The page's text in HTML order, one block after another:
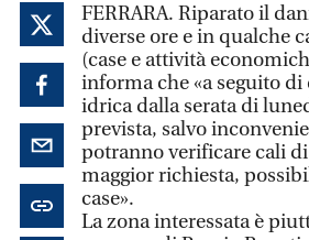
FERRARA. Riparato il
diverse ore e in qualche
(case e attività
informa che «a seguito
idrica dalla serata di
prevista, salvo
potranno verificare cali
maggior richiesta,
case».
La zona interessata è